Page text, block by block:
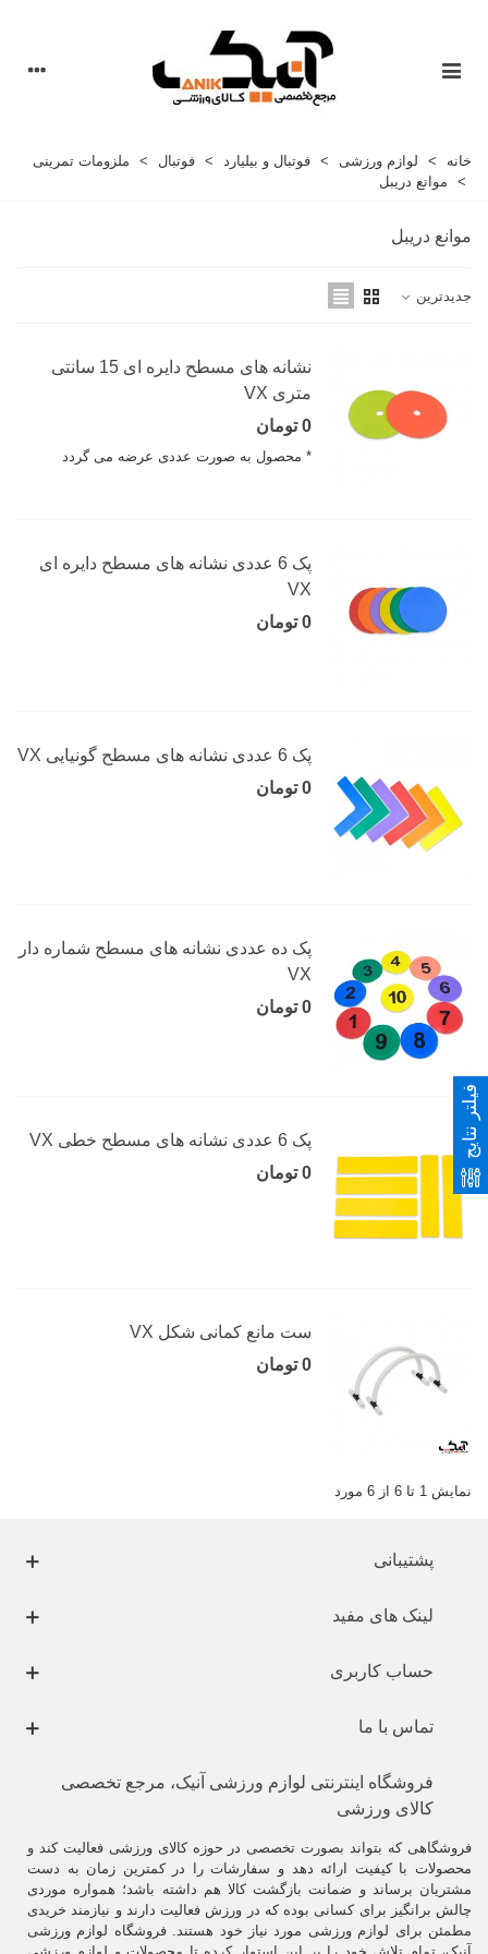
خانه > لوازم ورزشی > فوتبال و بیلیارد > فوتبال >
ملزومات تمرینی
>
موانع دریبل
موانع دریبل
جدیدترین
نشانه های مسطح دایره ای 15 سانتی
متری VX
0 تومان
* محصول به صورت عددی عرضه می گردد
پک 6 عددی نشانه های مسطح دایره ای
VX
0 تومان
پک 6 عددی نشانه های مسطح گونیایی VX
0 تومان
پک ده عددی نشانه های مسطح شماره دار
VX
0 تومان
پک 6 عددی نشانه های مسطح خطی VX
0 تومان
ست مانع کمانی شکل VX
0 تومان
نمایش 1 تا 6 از 6 مورد
پشتیبانی
لینک های مفید
حساب کاربری
تماس با ما
فروشگاه اینترنتی لوازم ورزشی آنیک، مرجع تخصصی
کالای ورزشی
فروشگاهی که بتواند بصورت تخصصی در حوزه کالای ورزشی فعالیت کند و
محصولات با کیفیت ارائه دهد و سفارشات را در کمترین زمان به دست
مشتریان برساند و ضمانت بازگشت کالا هم داشته باشد؛ همواره موردی
چالش برانگیز برای کسانی بوده که در ورزش فعالیت دارند و نیازمند خریدی
مطمئن برای لوازم ورزشی مورد نیاز خود هستند. فروشگاه لوازم ورزشی
فیلتر نتایج